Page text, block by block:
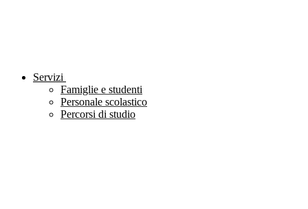
Servizi
Famiglie e studenti
Personale scolastico
Percorsi di studio